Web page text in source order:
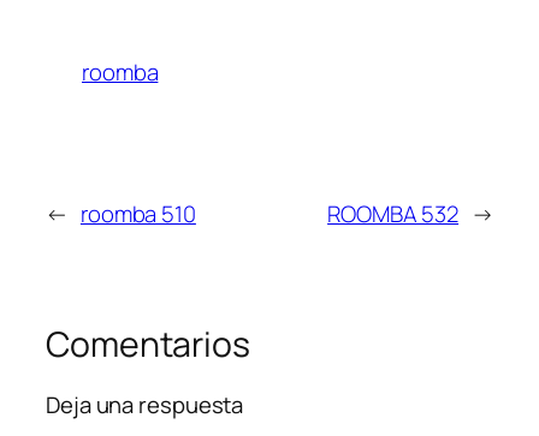
roomba
← roomba 510 ROOMBA 532 →
Comentarios
Deja una respuesta